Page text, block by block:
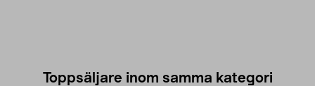
Toppsäljare inom samma kategori